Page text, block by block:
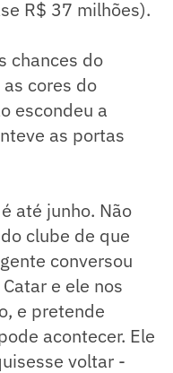
R$ 37 milhões).
chances do
cores do
escondeu a
as portas
até junho. Não
clube de que
conversou
e ele nos
e pretende
acontecer. Ele
voltar -